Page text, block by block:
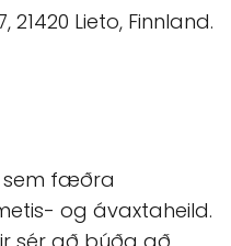
21420 Lieto, Finnland.
sem fæðra
og ávaxtaheild.